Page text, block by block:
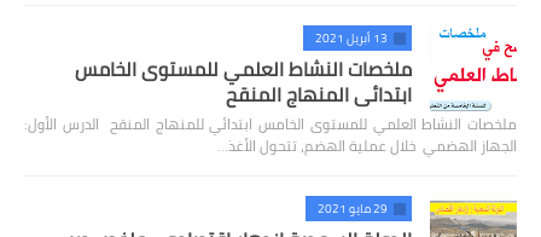
13 أبريل 2021
ملخصات النشاط العلمي للمستوى الخامس
ابتدائي المنهاج المنقح
ملخصات النشاط العلمي للمستوى الخامس ابتدائي للمنهاج المنقح الدرس الأول:
الجهاز الهضمي خلال عملية الهضم، تتحول الأغذ…
29 مايو 2021